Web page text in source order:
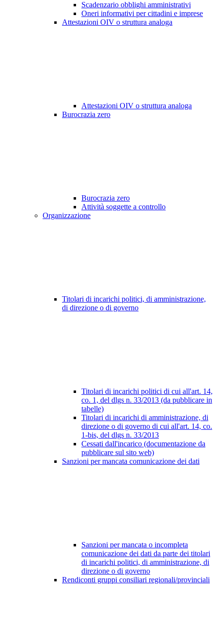
Scadenzario obblighi amministrativi
Oneri informativi per cittadini e imprese
Attestazioni OIV o struttura analoga
Attestazioni OIV o struttura analoga
Burocrazia zero
Burocrazia zero
Attività soggette a controllo
Organizzazione
Titolari di incarichi politici, di amministrazione,
di direzione o di governo
Titolari di incarichi politici di cui all'art. 14,
co. 1, del dlgs n. 33/2013 (da pubblicare in
tabelle)
Titolari di incarichi di amministrazione, di
direzione o di governo di cui all'art. 14, co.
1-bis, del dlgs n. 33/2013
Cessati dall'incarico (documentazione da
pubblicare sul sito web)
Sanzioni per mancata comunicazione dei dati
Sanzioni per mancata o incompleta
comunicazione dei dati da parte dei titolari
di incarichi politici, di amministrazione, di
direzione o di governo
Rendiconti gruppi consiliari regionali/provinciali